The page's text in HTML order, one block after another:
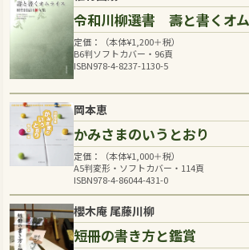
令和川柳選書 壽と書くオ
定価：（本体¥1,200＋税）
B6判ソフトカバー・96頁
ISBN978-4-8237-1130-5
岡本恵
かみさまのいうとおり
定価：（本体¥1,000＋税）
A5判変形・ソフトカバー・114頁
ISBN978-4-86044-431-0
櫻木庵 尾藤川柳
短冊の書き方と鑑賞